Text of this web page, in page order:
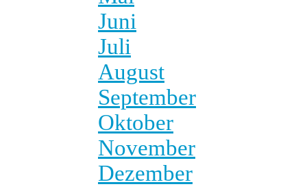
Juni
Juli
August
September
Oktober
November
Dezember